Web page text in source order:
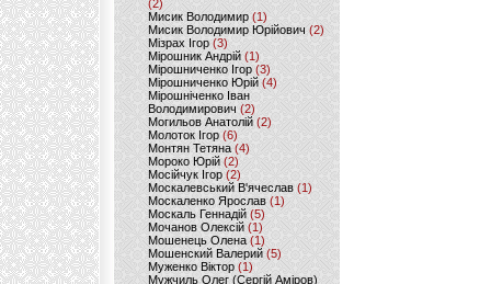
(2)
Мисик Володимир (1)
Мисик Володимир Юрійович(2)
Мізрах Ігор(3)
Мірошник Андрій(1)
Мірошниченко Ігор (3)
Мірошниченко Юрій(4)
Мірошніченко Іван
Володимирович (2)
Могильов Анатолій (2)
Молоток Ігор (6)
Монтян Тетяна (4)
Мороко Юрій(2)
Мосійчук Ігор (2)
Москалевський В'ячеслав (1)
Москаленко Ярослав (1)
Москаль Геннадій (5)
Мочанов Олексій(1)
Мошенець Олена(1)
Мошенский Валерий (5)
Муженко Віктор (1)
Мужчиль Олег (Сергій Аміров)